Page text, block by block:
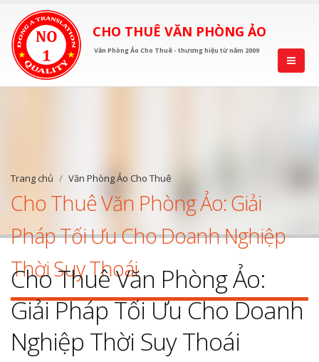
CHO THUÊ VĂN PHÒNG ẢO
Văn Phòng Ảo Cho Thuê - thương hiệu từ năm 2009
Trang chủ Văn Phòng Ảo Cho Thuê
Cho Thuê Văn Phòng Ảo: Giải
Pháp Tối Ưu Cho Doanh Nghiệp
Thời Suy Thoái
Cho Thuê Văn Phòng Ảo:
Giải Pháp Tối Ưu Cho Doanh
Nghiệp Thời Suy Thoái